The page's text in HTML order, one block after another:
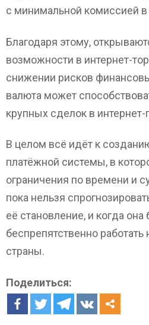
с минимальной комиссией
Благодаря этому,
возможности в интернет-
снижении рисков
валюта может
крупных сделок в интернет-
В целом всё идёт к
платёжной системы, в
ограничения по времени и
пока нельзя
её становление, и когда она
беспрепятственно
страны.
Поделиться: